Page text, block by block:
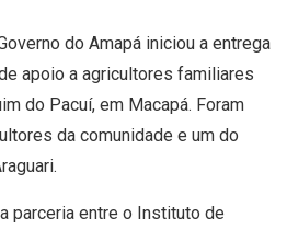
do Amapá iniciou a entrega
apoio a agricultores familiares
do Pacuí, em Macapá. Foram
da comunidade e um do
parceria entre o Instituto de